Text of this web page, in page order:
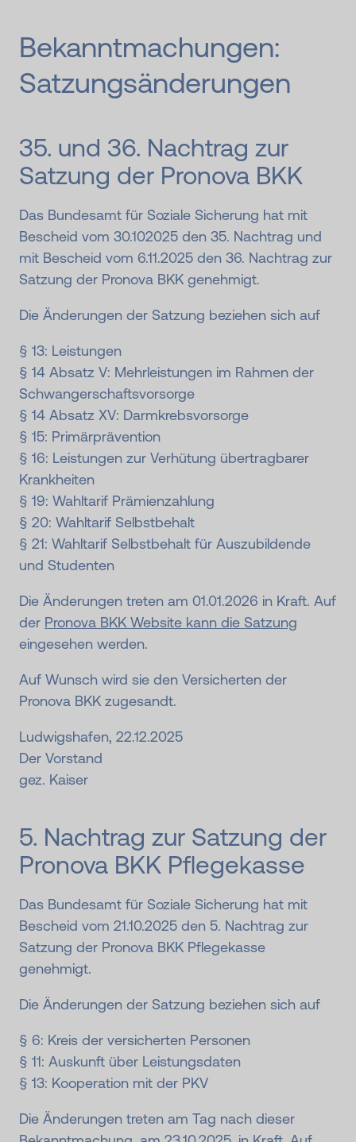
Bekannt­machungen:
Satzungs­änder­ungen
35. und 36. Nachtrag zur
Satzung der Pronova BKK
Das Bundesamt für Soziale Sicherung hat mit
Bescheid vom 30.102025 den 35. Nachtrag und
mit Bescheid vom 6.11.2025 den 36. Nachtrag zur
Satzung der Pronova BKK genehmigt.
Die Änderungen der Satzung beziehen sich auf
§ 13: Leistungen
§ 14 Absatz V: Mehrleistungen im Rahmen der
Schwangerschaftsvorsorge
§ 14 Absatz XV: Darmkrebsvorsorge
§ 15: Primärprävention
§ 16: Leistungen zur Verhütung übertragbarer
Krankheiten
§ 19: Wahltarif Prämienzahlung
§ 20: Wahltarif Selbstbehalt
§ 21: Wahltarif Selbstbehalt für Auszubildende
und Studenten
Die Änderungen treten am 01.01.2026 in Kraft. Auf
der Pronova BKK Website kann die Satzung
eingesehen werden.
Auf Wunsch wird sie den Versicherten der
Pronova BKK zugesandt.
Ludwigshafen, 22.12.2025
Der Vorstand
gez. Kaiser
5. Nachtrag zur Satzung der
Pronova BKK Pflegekasse
Das Bundesamt für Soziale Sicherung hat mit
Bescheid vom 21.10.2025 den 5. Nachtrag zur
Satzung der Pronova BKK Pflegekasse
genehmigt.
Die Änderungen der Satzung beziehen sich auf
§ 6: Kreis der versicherten Personen
§ 11: Auskunft über Leistungsdaten
§ 13: Kooperation mit der PKV
Die Änderungen treten am Tag nach dieser